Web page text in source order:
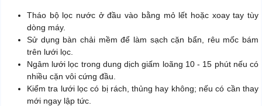
Tháo bộ lọc nước ở đầu vào bằng mỏ lết hoặc xoay tay tùy
dòng máy.
Sử dụng bàn chải mềm để làm sạch cặn bẩn, rêu mốc bám
trên lưới lọc.
Ngâm lưới lọc trong dung dịch giấm loãng 10 - 15 phút nếu có
nhiều cặn vôi cứng đầu.
Kiểm tra lưới lọc có bị rách, thủng hay không; nếu có cần thay
mới ngay lập tức.